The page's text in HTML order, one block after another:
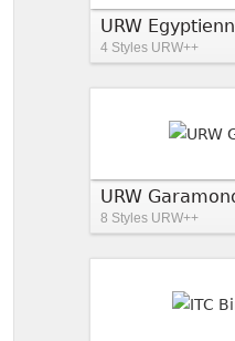
URW
4 Styles URW++
URW
8 Styles URW++